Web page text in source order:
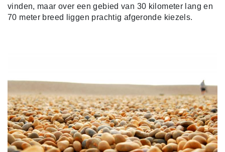
vinden, maar over een gebied van 30 kilometer lang en
70 meter breed liggen prachtig afgeronde kiezels.